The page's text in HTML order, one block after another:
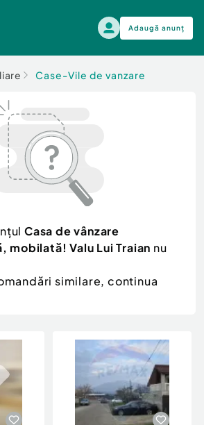
Adaugă anunț
profesionale
Vehicule
si ambarcatiuni
- Remorci
Case-Vile de vanzare
Casa de vânzare
Valu Lui Traian nu
similare, continua